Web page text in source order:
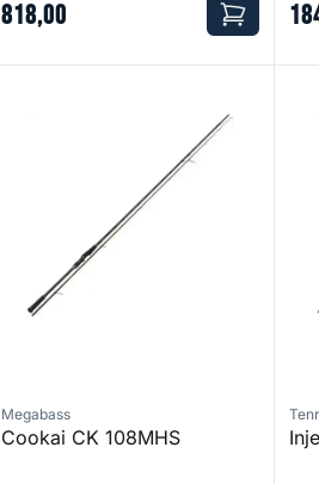
818,00
Megabass
Cookai CK 108MHS